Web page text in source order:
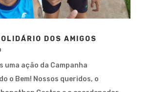
DOS AMIGOS
uma ação da Campanha
o Bem! Nossos queridos, o